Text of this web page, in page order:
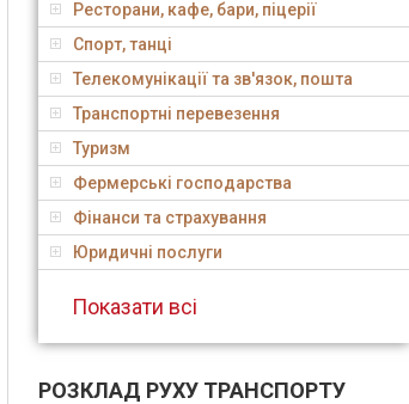
Ресторани, кафе, бари, піцерії
Спорт, танці
Телекомунікації та зв'язок, пошта
Транспортні перевезення
Туризм
Фермерські господарства
Фінанси та страхування
Юридичні послуги
Показати всі
РОЗКЛАД РУХУ ТРАНСПОРТУ